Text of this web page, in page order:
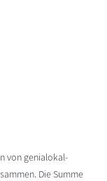
von genialokal-
Die Summe